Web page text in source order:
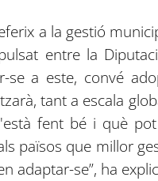
a la gestió
entre la
a este, convé
tant a escala
fent bé i què
països que millor
adaptar-se”, ha